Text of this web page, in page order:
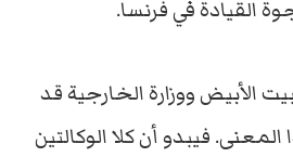
القيادة في فرنسا.
الأبيض ووزارة الخارجية قد
فيبدو أن كلا الوكالتين